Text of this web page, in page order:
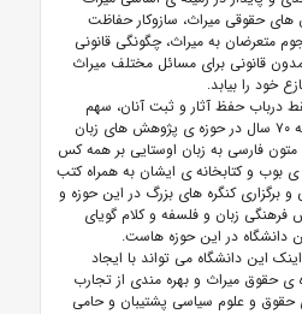
حقوقی میراث، سازوکار حفاظت
متعرضان به میراث، چگونگی قانونی
قانونی برای مسائل مختلف میراث
خود را بیابد.
درباب حفظ آثار و ثبت آنان، سهم
دانشگاه شیراز با قدمتی قریب به ۷۰ سال در حوزه ی پژوهش های زبان
با انتشار ۵۷جلدی متون فارسی به زبان اوستایی بر همه کس
بوب و کتابخانه ی ایشان به همراه کتب
برگزاری کنگره های بزرگ در این حوزه و
زبان و فلسفه و کلام گویای
دانشگاه در این حوزه هاست.
این دانشگاه می تواند با ایجاد
ی حقوق میراث و بهره مندی از تجارب
ی حقوق و علوم سیاسی پشتیبان و حامی